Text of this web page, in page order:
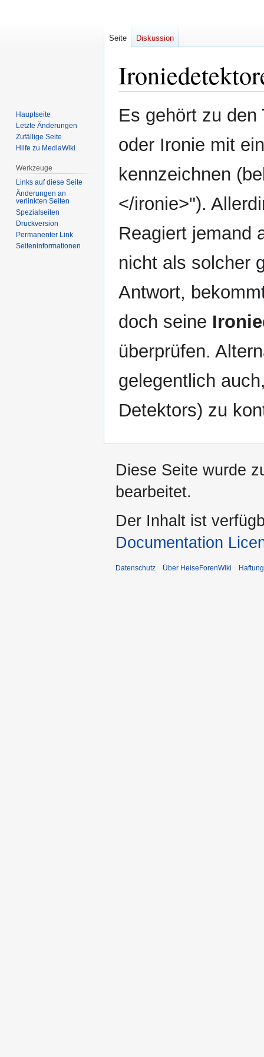
Zur
Navigation
Zur
Suche
Es gehört zu
oder Ironie mit
kennzeichnen
</ironie>").
Reagiert jemand
nicht als solcher
Antwort,
doch seine
überprüfen.
gelegentlich
Detektors) zu
Seite Diskussion
Hauptseite
Letzte Änderungen
Zufällige Seite
Hilfe zu MediaWiki
Werkzeuge
Links auf diese Seite
Änderungen an
verlinkten Seiten
Spezialseiten
Druckversion
Permanenter Link
Seiten­informationen
Diese Seite wurde
bearbeitet.
Der Inhalt ist
Documentation
Datenschutz Über HeiseForenWiki